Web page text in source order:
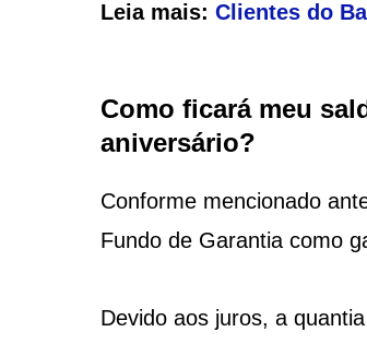
Leia mais: Clientes do
Como ficará meu
aniversário?
Conforme mencionado
Fundo de Garantia como
Devido aos juros, a